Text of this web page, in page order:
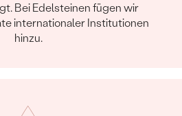
Bei Edelsteinen fügen wir
internationaler Institutionen
hinzu.